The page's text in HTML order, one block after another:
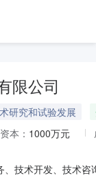
限公司
研究和试验发展
本： 1000万元